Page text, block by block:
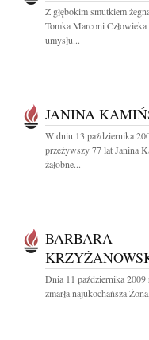
Z głębokim smutkiem
Tomka Marconi
umysłu...
JANINA
W dniu 13 października
przeżywszy 77 lat Janina
żałobne...
BARBARA
Dnia 11 października
zmarła najukochańsza